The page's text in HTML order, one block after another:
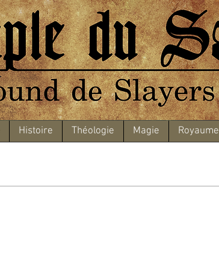
Histoire Théologie Magie